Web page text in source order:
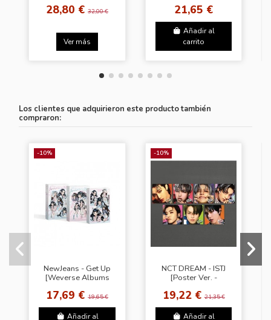
Ver.]
28,80 €32,00 €
Ver más
21,65 €
Añadir al
carrito
Los clientes que adquirieron este producto también
compraron:
-10%
NewJeans - Get Up
[Weverse Albums
Cover]
17,69 €19,65 €
Añadir al
-10%
NCT DREAM - ISTJ
[Poster Ver. -
19,22 €21,35 €
Añadir al